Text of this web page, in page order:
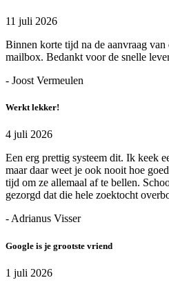
11 juli 2026
Binnen korte tijd na de aanvraag
mailbox. Bedankt voor de snelle
- Joost Vermeulen
Werkt lekker!
4 juli 2026
Een erg prettig systeem dit. Ik keek
maar daar weet je ook nooit hoe
tijd om ze allemaal af te bellen.
gezorgd dat die hele zoektocht
- Adrianus Visser
Google is je grootste vriend
1 juli 2026